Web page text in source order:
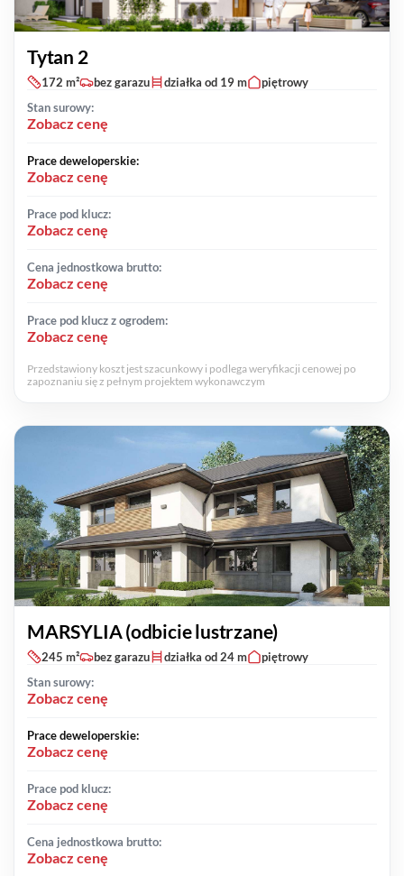
Tytan 2
172 m² bez garazu działka od 19 m
piętrowy
Stan surowy:
Zobacz cenę
Prace deweloperskie:
Zobacz cenę
Prace pod klucz:
Zobacz cenę
Cena jednostkowa brutto:
Zobacz cenę
Prace pod klucz z ogrodem:
Zobacz cenę
Przedstawiony koszt jest szacunkowy i podlega weryfikacji cenowej po
zapoznaniu się z pełnym projektem wykonawczym
MARSYLIA (odbicie lustrzane)
245 m² bez garazu działka od 24 m
piętrowy
Stan surowy:
Zobacz cenę
Prace deweloperskie:
Zobacz cenę
Prace pod klucz:
Zobacz cenę
Cena jednostkowa brutto:
Zobacz cenę